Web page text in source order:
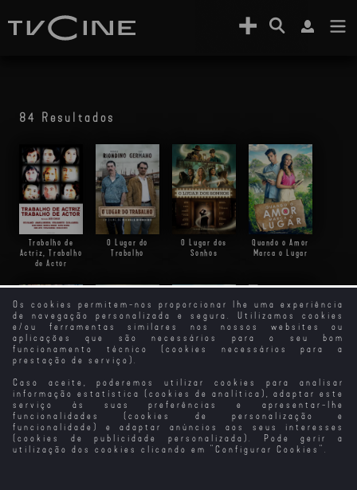
Os cookies permitem-nos proporcionar lhe uma experiência
de navegação personalizada e segura. Utilizamos cookies
e/ou ferramentas similares nos nossos websites ou
aplicações que são necessários para o seu bom
funcionamento técnico (cookies necessários para a
prestação de serviço).
Caso aceite, poderemos utilizar cookies para analisar
informação estatística (cookies de analítica), adaptar este
serviço às suas preferências e apresentar-lhe
funcionalidades (cookies de personalização e
funcionalidade) e adaptar anúncios aos seus interesses
(cookies de publicidade personalizada). Pode gerir a
utilização dos cookies clicando em " Configurar Cookies ".
84 Resultados
Trabalho de
Actriz, Trabalho
de Actor
O Lugar do
Trabalho
O Lugar dos
Sonhos
Quando o Amor
Marca o Lugar
Um Lugar
Silencioso: Dia
Um
Do Outro Lado
do Muro
A Filha do Rei
do Pântano
Sangue Do Meu
Sangue